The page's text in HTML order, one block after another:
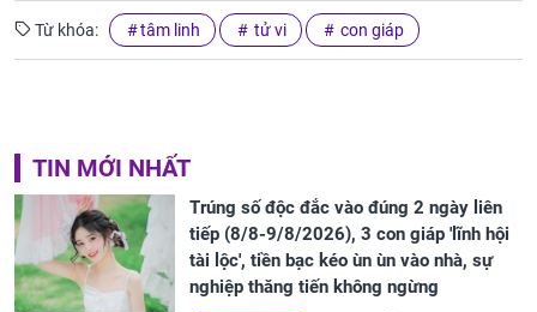
Từ khóa: tâm linh tử vi con giáp
TIN MỚI NHẤT
Trúng số độc đắc vào đúng 2 ngày liên
tiếp (8/8-9/8/2026), 3 con giáp 'lĩnh hội
tài lộc', tiền bạc kéo ùn ùn vào nhà, sự
nghiệp thăng tiến không ngừng